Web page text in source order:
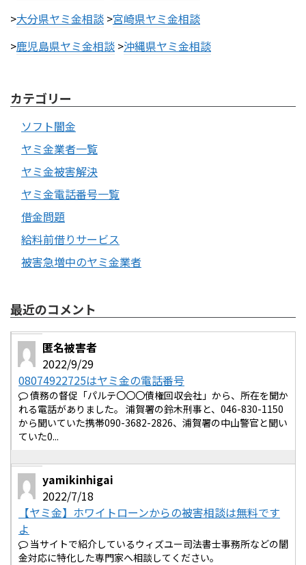
>大分県ヤミ金相談 >宮崎県ヤミ金相談
>鹿児島県ヤミ金相談 >沖縄県ヤミ金相談
カテゴリー
ソフト闇金
ヤミ金業者一覧
ヤミ金被害解決
ヤミ金電話番号一覧
借金問題
給料前借りサービス
被害急増中のヤミ金業者
最近のコメント
匿名被害者
2022/9/29
08074922725はヤミ金の電話番号
債務の督促「パルテ〇〇〇債権回収会社」から、所在を聞か
れる電話がありました。 浦賀署の鈴木刑事と、046-830-1150
から聞いていた携帯090-3682-2826、浦賀署の中山警官と聞い
ていた0...
yamikinhigai
2022/7/18
【ヤミ金】ホワイトローンからの被害相談は無料です
よ
当サイトで紹介しているウィズユー司法書士事務所などの闇
金対応に特化した専門家へ相談してください。